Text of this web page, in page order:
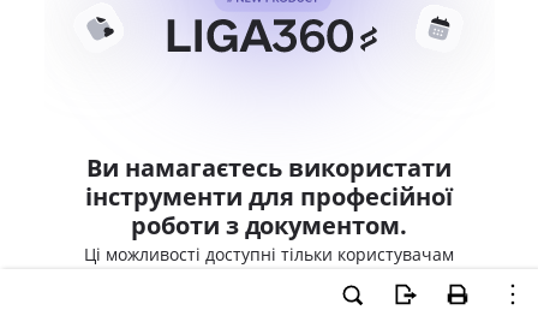
Ви намагаєтесь використати
інструменти для професійної
роботи з документом.
Ці можливості доступні тільки користувачам
LIGA360. Залишайте заявку та отримайте
доступ для професійної роботи прямо зараз.